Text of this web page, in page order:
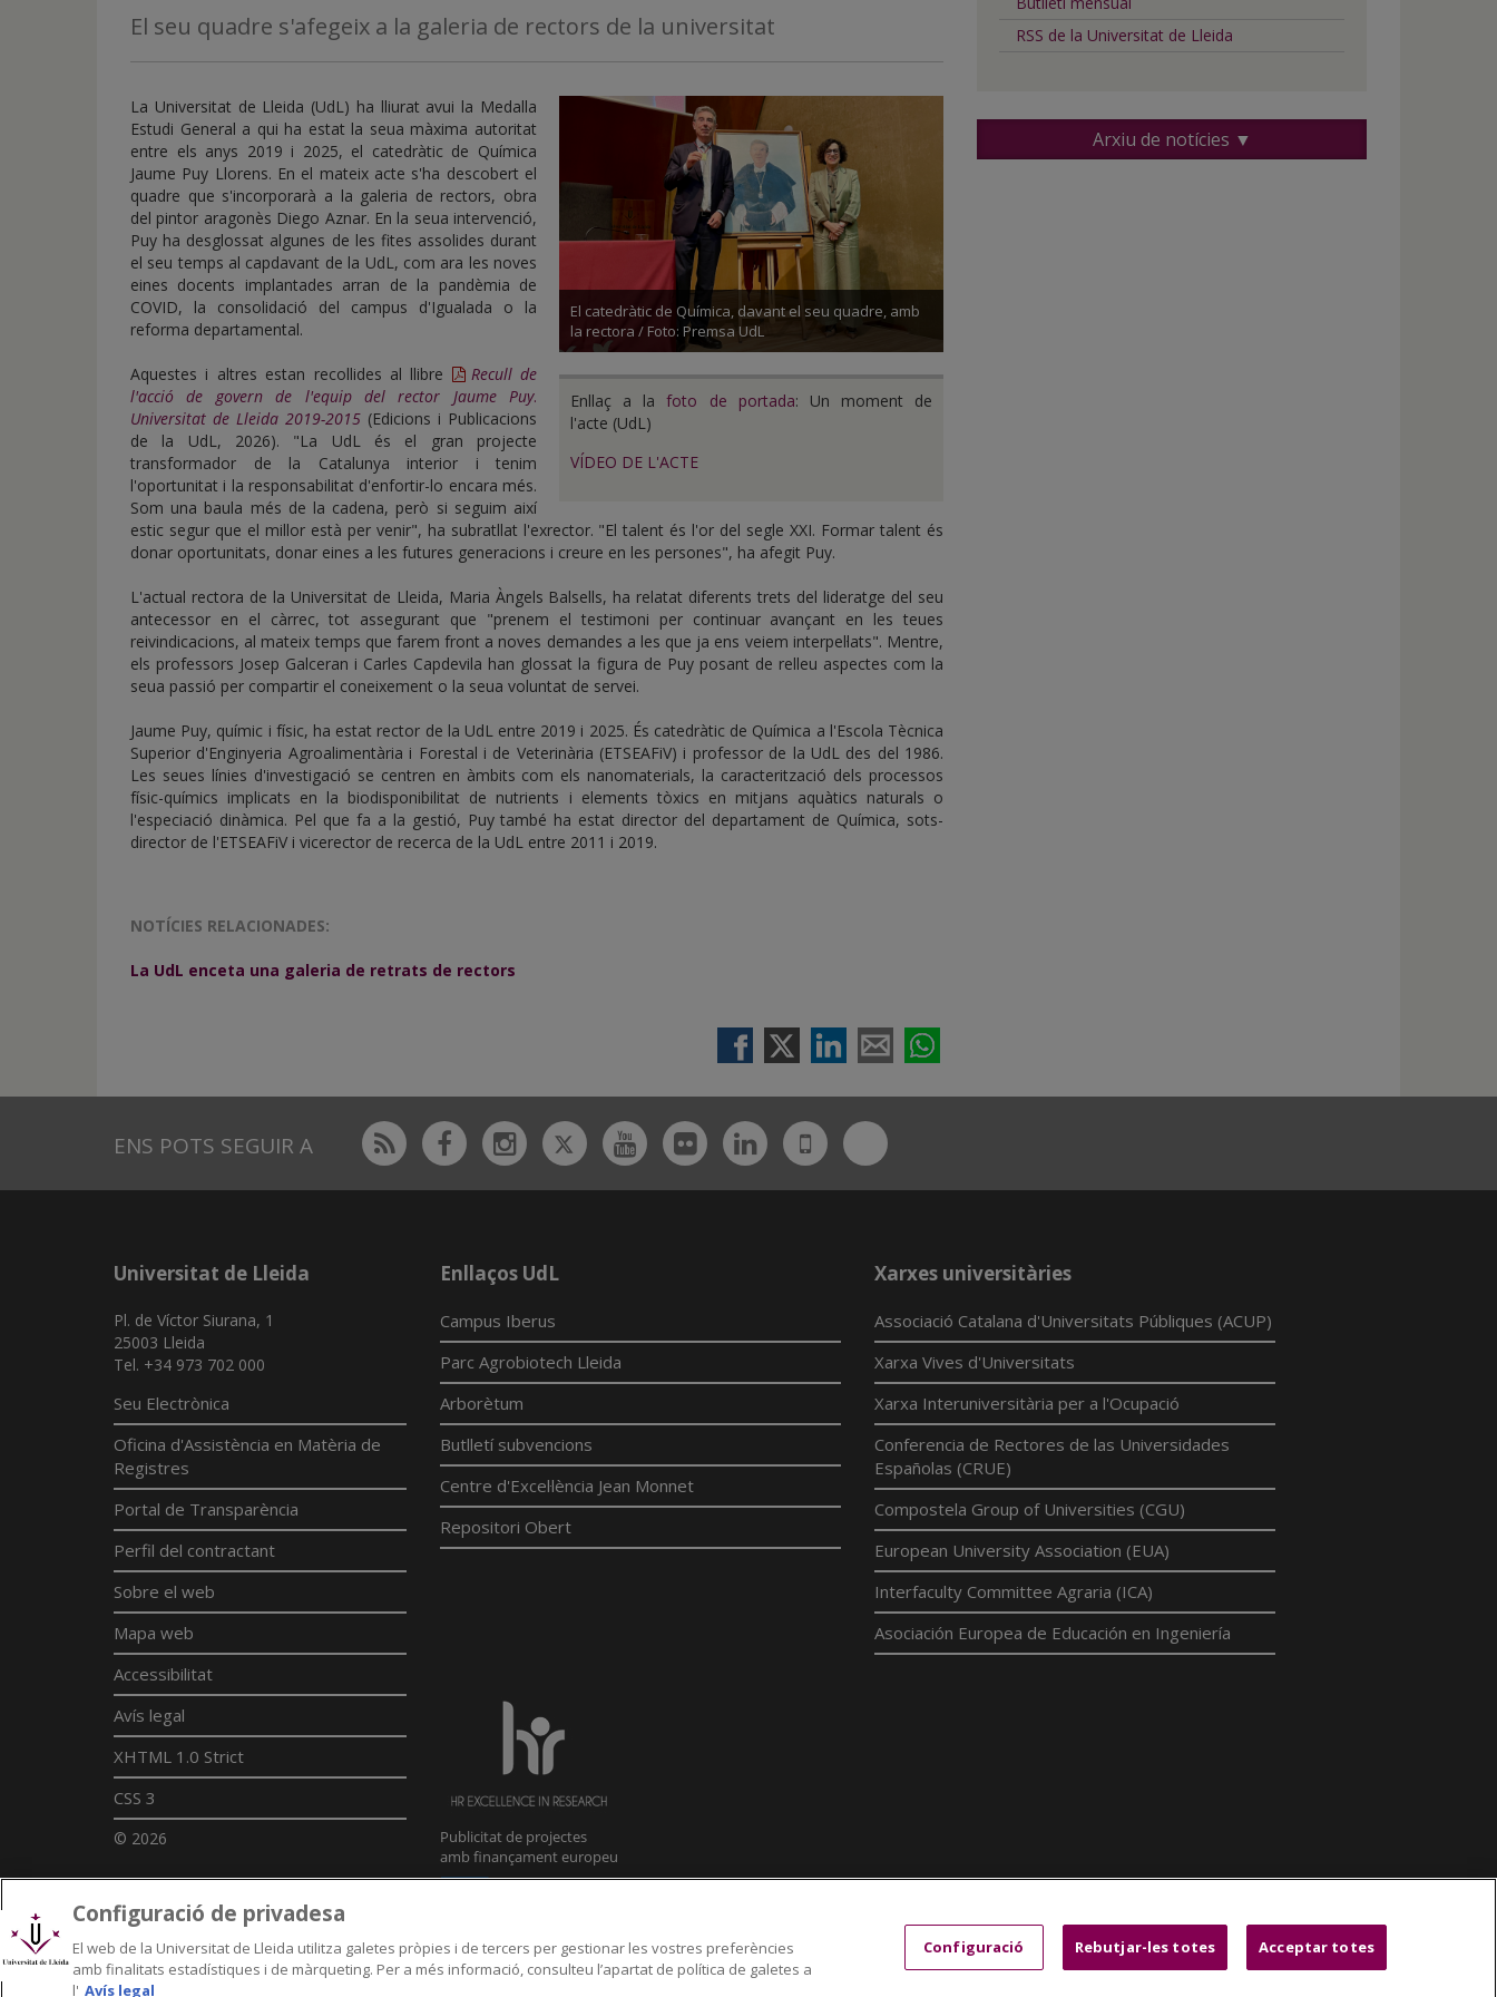
inicio
El seu quadre s'afegeix a la galeria de rectors de la universitat
El catedràtic de Química, davant el seu quadre, amb
la rectora / Foto: Premsa UdL
Enllaç a lafoto de portada: Un moment de
l'acte (UdL)
VÍDEO DE L'ACTE
La Universitat de Lleida (UdL) ha lliurat avui la Medalla
Estudi General a qui ha estat la seua màxima autoritat
entre els anys 2019 i 2025, el catedràtic de Química
Jaume Puy Llorens. En el mateix acte s'ha descobert el
quadre que s'incorporarà a la galeria de rectors, obra
del pintor aragonès Diego Aznar. En la seua intervenció,
Puy ha desglossat algunes de les fites assolides durant
el seu temps al capdavant de la UdL, com ara les noves
eines docents implantades arran de la pandèmia de
COVID, la consolidació del campus d'Igualada o la
reforma departamental.
Aquestes i altres estan recollides al llibre
Recull de
l'acció de govern de l'equip del rector Jaume Puy.
Universitat de Lleida 2019-2015 (Edicions i Publicacions
de la UdL, 2026). "La UdL és el gran projecte
transformador de la Catalunya interior i tenim
l'oportunitat i la responsabilitat d'enfortir-lo encara més.
Som una baula més de la cadena, però si seguim així
estic segur que el millor està per venir", ha subratllat l'exrector. "El talent és l'or del segle XXI. Formar talent és
donar oportunitats, donar eines a les futures generacions i creure en les persones", ha afegit Puy.
L'actual rectora de la Universitat de Lleida, Maria Àngels Balsells, ha relatat diferents trets del lideratge del seu
antecessor en el càrrec, tot assegurant que "prenem el testimoni per continuar avançant en les teues
reivindicacions, al mateix temps que farem front a noves demandes a les que ja ens veiem interpel·lats". Mentre,
els professors Josep Galceran i Carles Capdevila han glossat la figura de Puy posant de relleu aspectes com la
seua passió per compartir el coneixement o la seua voluntat de servei.
Jaume Puy, químic i físic, ha estat rector de la UdL entre 2019 i 2025. És catedràtic de Química a l'Escola Tècnica
Superior d'Enginyeria Agroalimentària i Forestal i de Veterinària (ETSEAFiV) i professor de la UdL des del 1986.
Les seues línies d'investigació se centren en àmbits com els nanomaterials, la caracterització dels processos
físic-químics implicats en la biodisponibilitat de nutrients i elements tòxics en mitjans aquàtics naturals o
l'especiació dinàmica. Pel que fa a la gestió, Puy també ha estat director del departament de Química, sots-
director de l'ETSEAFiV i vicerector de recerca de la UdL entre 2011 i 2019.
NOTÍCIES RELACIONADES:
La UdL enceta una galeria de retrats de rectors
RSS de la Universitat de Lleida
Arxiu de notícies ▼
ENS POTS SEGUIR A Rss FacebookInstagram
TwitterYoutubeFlickrLinkedin
UdL
App
Bluesky
Universitat de Lleida
Pl. de Víctor Siurana, 1
25003 Lleida
Tel. +34 973 702 000
Seu Electrònica
Oficina d'Assistència en Matèria de
Registres
Portal de Transparència
Perfil del contractant
Sobre el web
Mapa web
Accessibilitat
Avís legal
XHTML 1.0 Strict
CSS 3
© 2026
Enllaços UdL
Campus Iberus
Parc Agrobiotech Lleida
Arborètum
Butlletí subvencions
Centre d'Excel·lència Jean Monnet
Repositori Obert
Xarxes universitàries
Associació Catalana d'Universitats Públiques (ACUP)
Xarxa Vives d'Universitats
Xarxa Interuniversitària per a l'Ocupació
Conferencia de Rectores de las Universidades
Españolas (CRUE)
Compostela Group of Universities (CGU)
European University Association (EUA)
Interfaculty Committee Agraria (ICA)
Asociación Europea de Educación en Ingeniería
Configuració de privadesa
El web de la Universitat de Lleida utilitza galetes pròpies i de tercers per gestionar les vostres preferències
amb finalitats estadístiques i de màrqueting. Per a més informació, consulteu l’apartat de política de galetes a
l' Avís legal
Configuració Rebutjar-les totes Acceptar totes